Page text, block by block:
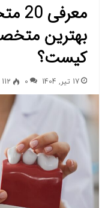
بهترین
کیست؟
17 تیر, 1404 0
112